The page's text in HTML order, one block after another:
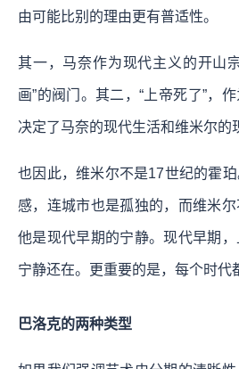
由可能比别的理由更有普适性。
其一，马奈作为现代主义的开山
画”的阀门。其二，“上帝死了”，
决定了马奈的现代生活和维米尔的
也因此，维米尔不是17世纪的霍
感，连城市也是孤独的，而维米尔
他是现代早期的宁静。现代早期
宁静还在。更重要的是，每个时代
巴洛克的两种类型